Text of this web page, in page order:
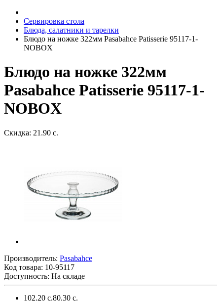
Сервировка стола
Блюда, салатники и тарелки
Блюдо на ножке 322мм Pasabahce Patisserie 95117-1-
NOBOX
Блюдо на ножке 322мм
Pasabahce Patisserie 95117-1-
NOBOX
Скидка: 21.90 с.
Производитель: Pasabahce
Код товара: 10-95117
Доступность: На складе
102.20 с.80.30 с.